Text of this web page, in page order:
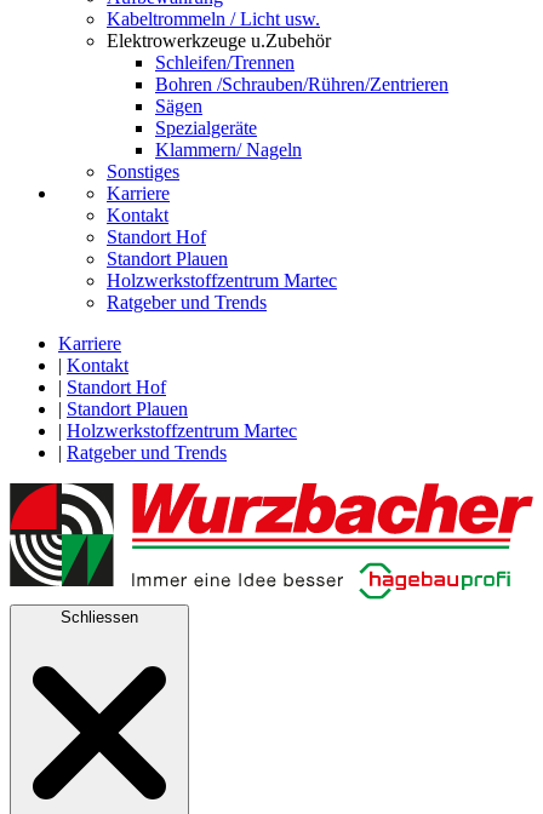
Kabeltrommeln / Licht usw.
Elektrowerkzeuge u.Zubehör
Schleifen/Trennen
Bohren /Schrauben/Rühren/Zentrieren
Sägen
Spezialgeräte
Klammern/ Nageln
Sonstiges
Karriere
Kontakt
Standort Hof
Standort Plauen
Holzwerkstoffzentrum Martec
Ratgeber und Trends
Karriere
| Kontakt
| Standort Hof
| Standort Plauen
| Holzwerkstoffzentrum Martec
| Ratgeber und Trends
Schliessen